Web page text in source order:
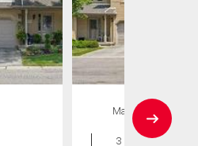
Maison en
rangée
3 CAC , 3